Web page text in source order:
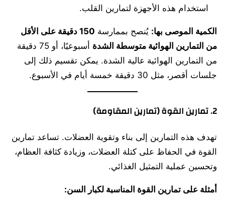
استخدام هذه الأجهزة لتمارين القلب.
الكمية الموصى بها: يُنصح بممارسة
150 دقيقة على الأقل
من التمارين الهوائية متوسطة الشدة
أسبوعيًا، أو 75 دقيقة
من التمارين الهوائية عالية الشدة. يمكن تقسيم ذلك إلى
جلسات أقصر، مثل 30 دقيقة خمسة أيام في الأسبوع.
2. تمارين القوة (تمارين المقاومة)
تهدف هذه التمارين إلى بناء وتقوية العضلات. تساعد تمارين
القوة في الحفاظ على كتلة العضلات، وزيادة كثافة العظام،
وتحسين عملية التمثيل الغذائي.
أمثلة على تمارين القوة المناسبة لكبار السن: